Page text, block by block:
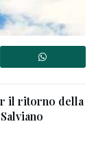
il ritorno della